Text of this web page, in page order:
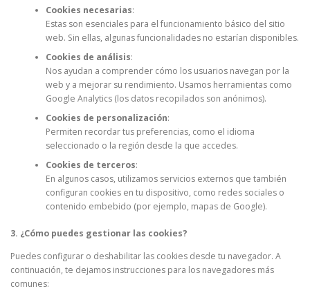
Cookies necesarias:
Estas son esenciales para el funcionamiento básico del sitio
web. Sin ellas, algunas funcionalidades no estarían disponibles.
Cookies de análisis:
Nos ayudan a comprender cómo los usuarios navegan por la
web y a mejorar su rendimiento. Usamos herramientas como
Google Analytics (los datos recopilados son anónimos).
Cookies de personalización:
Permiten recordar tus preferencias, como el idioma
seleccionado o la región desde la que accedes.
Cookies de terceros:
En algunos casos, utilizamos servicios externos que también
configuran cookies en tu dispositivo, como redes sociales o
contenido embebido (por ejemplo, mapas de Google).
3. ¿Cómo puedes gestionar las cookies?
Puedes configurar o deshabilitar las cookies desde tu navegador. A
continuación, te dejamos instrucciones para los navegadores más
comunes: